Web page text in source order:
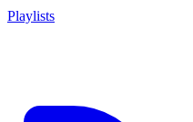
Playlists